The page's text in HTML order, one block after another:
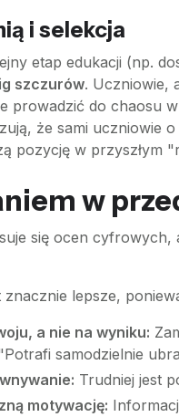
i selekcja
etap edukacji (np.
szczurów. Uczniowie,
prowadzić do chaosu
że sami uczniowie
pozycję w przyszłym
w
się ocen cyfrowych,
znacznie lepsze,
a nie na wyniku:
samodzielnie
Trudniej jest
motywację: